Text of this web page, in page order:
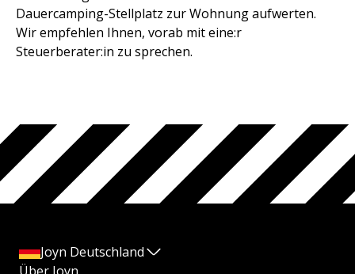
Dauercamping-Stellplatz zur Wohnung aufwerten.
Wir empfehlen Ihnen, vorab mit eine:r
Steuerberater:in zu sprechen.
Joyn Deutschland